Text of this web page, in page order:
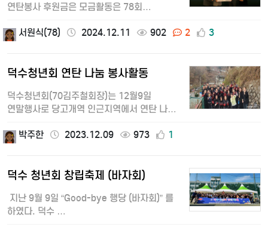
연탄봉사 후원금은 모금활동은 78회
선후배님…
서원식(78) 2024.12.11 902 2 3
덕수청년회 연탄 나눔 봉사활동
덕수청년회(70김주철회장)는 12월9일
연말행사로 당고개역 인근지역에서 연탄 나눔
박주한
2023.12.09 973 1
덕수 청년회 창립축제 (바자회)
지난 9월 9일 “Good-bye 행당 (바자회)” 를
하였다. 덕수 …